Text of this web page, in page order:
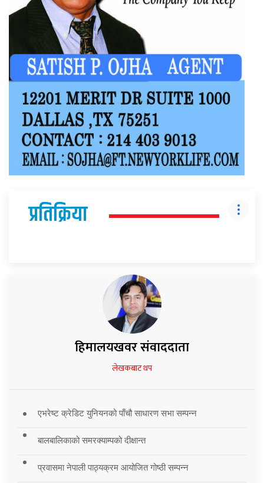
प्रतिक्रिया
हिमालयखवर संवाददाता
लेखकबाट थप
एभरेष्ट क्रेडिट युनियनको पाँचौ साधारण सभा सम्पन्न
बालबालिकाको समरक्याम्पको दीक्षान्त
प्रवासमा नेपाली पाठ्यक्रम आयोजित गोष्ठी सम्पन्न